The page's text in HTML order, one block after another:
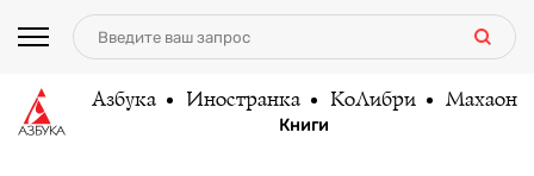
Азбука Иностранка КоЛибри Махаон
Книги